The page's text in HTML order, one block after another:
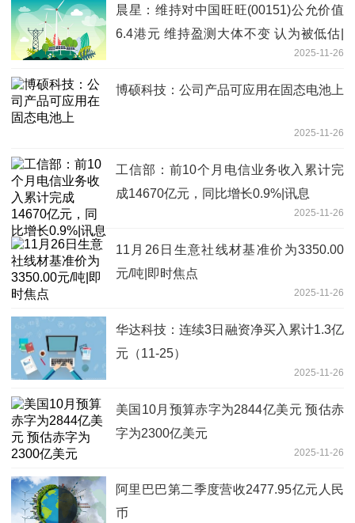
晨星：维持对中国旺旺(00151)公允价值
6.4港元 维持盈测大体不变 认为被低估|
2025-11-26
博硕科技：公司产品可应用在固态电池上
2025-11-26
工信部：前10个月电信业务收入累计完
成14670亿元，同比增长0.9%|讯息
2025-11-26
11月26日生意社线材基准价为3350.00
元/吨|即时焦点
2025-11-26
华达科技：连续3日融资净买入累计1.3亿
元（11-25）
2025-11-26
美国10月预算赤字为2844亿美元 预估赤
字为2300亿美元
2025-11-26
阿里巴巴第二季度营收2477.95亿元人民
币